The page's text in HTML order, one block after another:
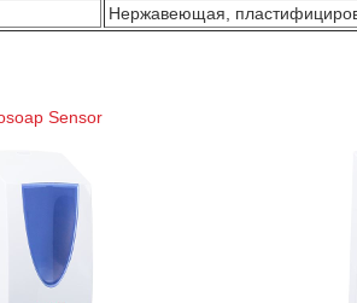
Нержавеющая,
Sensor